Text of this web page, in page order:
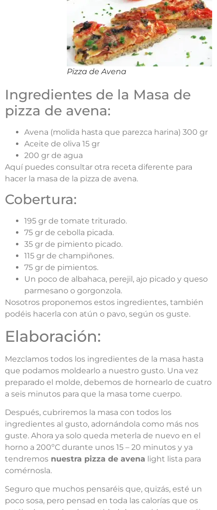
Pizza de Avena
Ingredientes de la Masa de
pizza de avena:
Avena (molida hasta que parezca harina) 300 gr
Aceite de oliva 15 gr
200 gr de agua
Aquí puedes consultar otra receta diferente para
hacer la masa de la pizza de avena.
Cobertura:
195 gr de tomate triturado.
75 gr de cebolla picada.
35 gr de pimiento picado.
115 gr de champiñones.
75 gr de pimientos.
Un poco de albahaca, perejil, ajo picado y queso
parmesano o gorgonzola.
Nosotros proponemos estos ingredientes, también
podéis hacerla con atún o pavo, según os guste.
Elaboración:
Mezclamos todos los ingredientes de la masa hasta
que podamos moldearlo a nuestro gusto. Una vez
preparado el molde, debemos de hornearlo de cuatro
a seis minutos para que la masa tome cuerpo.
Después, cubriremos la masa con todos los
ingredientes al gusto, adornándola como más nos
guste. Ahora ya solo queda meterla de nuevo en el
horno a 200ºC durante unos 15 – 20 minutos y ya
tendremos nuestra pizza de avena light lista para
comérnosla.
Seguro que muchos pensaréis que, quizás, esté un
poco sosa, pero pensad en toda las calorías que os